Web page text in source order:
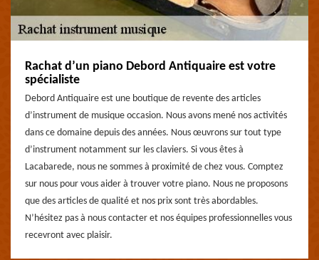
Rachat d’un piano Debord Antiquaire est votre
spécialiste
Debord Antiquaire est une boutique de revente des articles
d’instrument de musique occasion. Nous avons mené nos activités
dans ce domaine depuis des années. Nous œuvrons sur tout type
d’instrument notamment sur les claviers. Si vous êtes à
Lacabarede, nous ne sommes à proximité de chez vous. Comptez
sur nous pour vous aider à trouver votre piano. Nous ne proposons
que des articles de qualité et nos prix sont très abordables.
N’hésitez pas à nous contacter et nos équipes professionnelles vous
recevront avec plaisir.